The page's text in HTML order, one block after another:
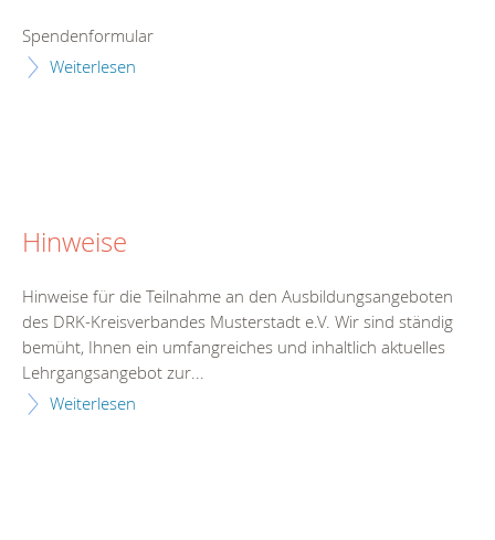
Spendenformular
Weiterlesen
Hinweise
Hinweise für die Teilnahme an den Ausbildungsangeboten
des DRK-Kreisverbandes Musterstadt e.V. Wir sind ständig
bemüht, Ihnen ein umfangreiches und inhaltlich aktuelles
Lehrgangsangebot zur...
Weiterlesen